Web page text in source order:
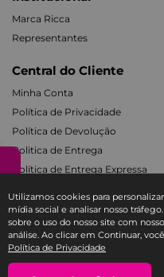
Utilizamos cookies para
mídia social e analisar nosso
sobre o uso do nosso site com
análise. Ao clicar em Continuar,
Política de Privacidade
Marca Ricca
Representantes
Central do Cliente
Minha Conta
Política de Privacidade
Política de Devolução
Politica de Entrega
Política de Entrega Expressa
Produtos
Cabelos
Facial e Labial
Banho e Corpo